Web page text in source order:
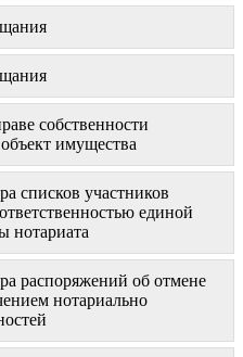
собственности
имущества
списков участников
единой
нотариата
распоряжений об отмене
нотариально